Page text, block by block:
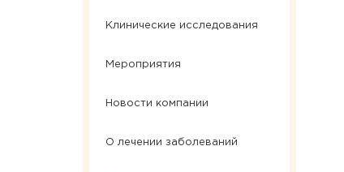
Клинические исследования
Мероприятия
Новости компании
О лечении заболеваний